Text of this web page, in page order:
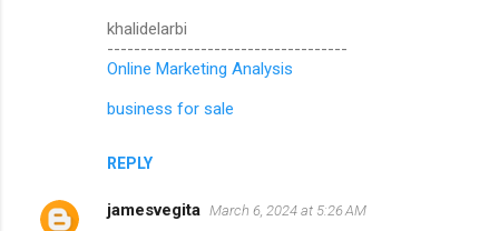
khalidelarbi
------------------------------------
Online Marketing Analysis
business for sale
REPLY
jamesvegita March 6, 2024 at 5:26 AM